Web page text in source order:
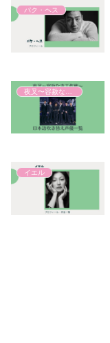
パク・ヘス
イエル